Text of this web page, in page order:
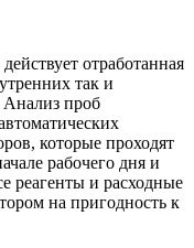
отработанная
так и
проб
которые проходят
рабочего дня и
реагенты и расходные
на пригодность к